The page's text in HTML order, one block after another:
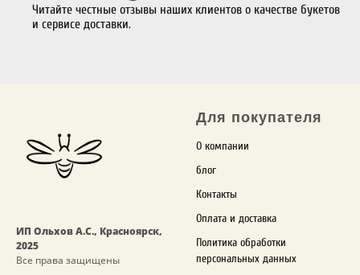
Читайте честные отзывы наших клиентов о качестве букетов
и сервисе доставки.
ИП Ольхов А.С., Красноярск,
2025
Все права защищены
Для покупателя
О компании
блог
Контакты
Оплата и доставка
Политика обработки
персональных данных